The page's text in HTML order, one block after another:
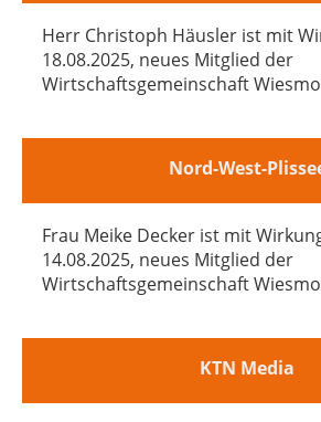
Herr Christoph Häusler ist mit
18.08.2025, neues Mitglied der
Wirtschaftsgemeinschaft
Nord-West-
Frau Meike Decker ist mit
14.08.2025, neues Mitglied der
Wirtschaftsgemeinschaft
KTN Media